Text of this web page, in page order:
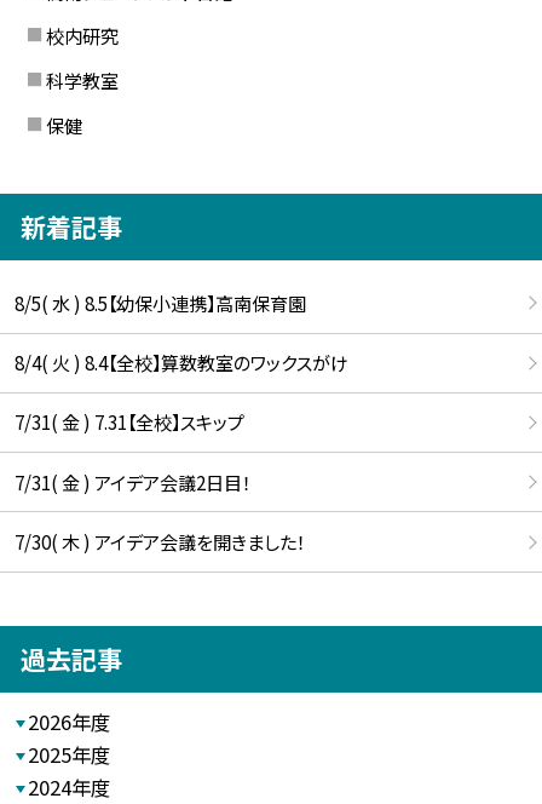
校内研究
科学教室
保健
新着記事
8/5( 水 ) 8.5【幼保小連携】高南保育園
8/4( 火 ) 8.4【全校】算数教室のワックスがけ
7/31( 金 ) 7.31【全校】スキップ
7/31( 金 ) アイデア会議2日目！
7/30( 木 ) アイデア会議を開きました！
過去記事
2026年度
2025年度
2024年度